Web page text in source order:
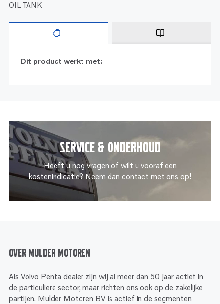
OIL TANK
Dit product werkt met:
Service & onderhoud
Heeft u nog vragen of wilt u vooraf een
kostenindicatie? Neem dan contact met ons op!
Over Mulder Motoren
Als Volvo Penta dealer zijn wij al meer dan 50 jaar actief in
de particuliere sector, maar richten ons ook op de zakelijke
partijen. Mulder Motoren BV is actief in de segmenten